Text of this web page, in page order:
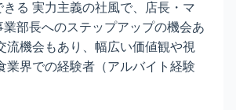
きる 実力主義の社風で、店長・マ
業部長へのステップアップの機会あ
流機会もあり、幅広い価値観や視
業界での経験者（アルバイト経験